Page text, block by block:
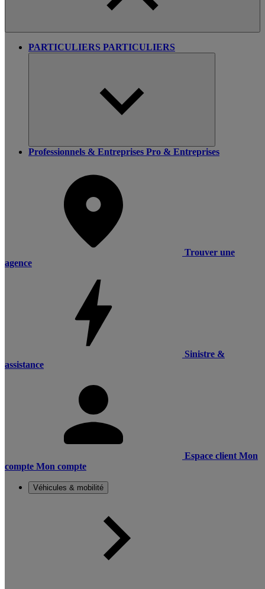
PARTICULIERS PARTICULIERS
Professionnels & Entreprises Pro & Entreprises
Trouver une
agence
Sinistre &
assistance
Espace client Mon
compte Mon compte
Véhicules & mobilité